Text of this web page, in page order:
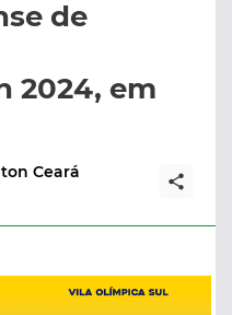
de
2024, em
Ceará